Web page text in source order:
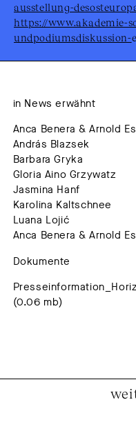
ausstellung-
https://www.akademie-
undpodiumsdiskussion-
in News erwähnt
Anca Benera & Arnold
András Blazsek
Barbara Gryka
Gloria Aino Grzywatz
Jasmina Hanf
Karolina Kaltschnee
Luana Lojić
Anca Benera & Arnold
Dokumente
(0.06 mb)